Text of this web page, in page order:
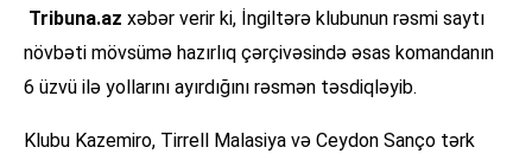
Tribuna.az xəbər verir ki, İngiltərə klubunun rəsmi saytı
növbəti mövsümə hazırlıq çərçivəsində əsas komandanın
6 üzvü ilə yollarını ayırdığını rəsmən təsdiqləyib.
Klubu Kazemiro, Tirrell Malasiya və Ceydon Sanço tərk